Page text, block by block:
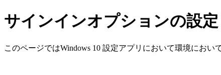
サインインオプションの設
このページではWindows 10 設定アプリにおいて環境にお